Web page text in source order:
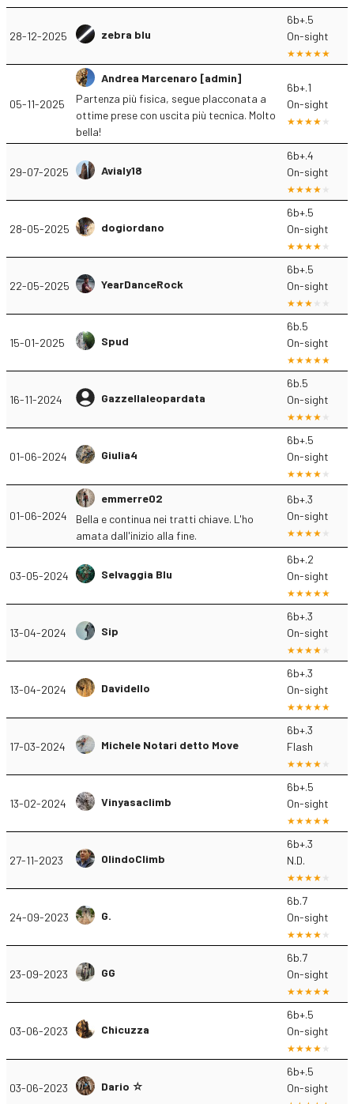
28-12-2025 zebra blu
6b+.5
On-sight
05-11-2025
Andrea Marcenaro [admin]
Partenza più fisica, segue placconata a
ottime prese con uscita più tecnica. Molto
bella!
6b+.1
On-sight
29-07-2025 Avialy18
6b+.4
On-sight
28-05-2025 dogiordano
6b+.5
On-sight
22-05-2025 YearDanceRock
6b+.5
On-sight
15-01-2025 Spud
6b.5
On-sight
16-11-2024 Gazzellaleopardata
6b.5
On-sight
01-06-2024 Giulia4
6b+.5
On-sight
01-06-2024
emmerre02
Bella e continua nei tratti chiave. L'ho
amata dall'inizio alla fine.
6b+.3
On-sight
03-05-2024 Selvaggia Blu
6b+.2
On-sight
13-04-2024 Sip
6b+.3
On-sight
13-04-2024 Davidello
6b+.3
On-sight
17-03-2024 Michele Notari detto Move
6b+.3
Flash
13-02-2024 Vinyasaclimb
6b+.5
On-sight
27-11-2023 OlindoClimb
6b+.3
N.D.
24-09-2023 G.
6b.7
On-sight
23-09-2023 GG
6b.7
On-sight
03-06-2023 Chicuzza
6b+.5
On-sight
03-06-2023 Dario ☆
6b+.5
On-sight